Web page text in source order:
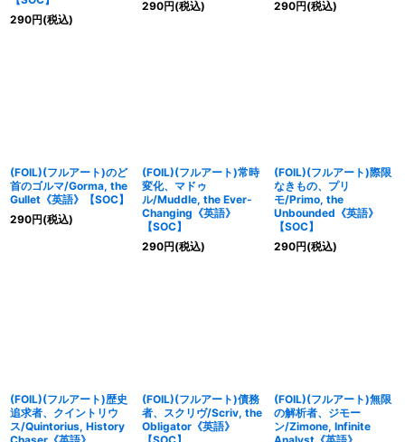
290円(税込)
290円(税込) 290円(税込)
(FOIL)(フルアート)のど
首のゴルマ/Gorma, the
Gullet《英語》【SOC】
290円(税込)
(FOIL)(フルアート)常時
変化、マドゥ
ル/Muddle, the Ever-
Changing《英語》
【SOC】
290円(税込)
(FOIL)(フルアート)際限
なきもの、プリ
モ/Primo, the
Unbounded《英語》
【SOC】
290円(税込)
(FOIL)(フルアート)歴史
追求者、クイントリウ
ス/Quintorius, History
(FOIL)(フルアート)債務
者、スクリヴ/Scriv, the
Obligator《英語》
(FOIL)(フルアート)無限
の解析者、ジモー
ン/Zimone, Infinite